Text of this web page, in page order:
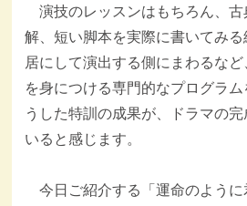
演技のレッスンはもちろん、古
解、短い脚本を実際に書いてみ
居にして演出する側にまわるな
を身につける専門的なプログラ
うした特訓の成果が、ドラマの
いると感じます。
今日ご紹介する「運命のように